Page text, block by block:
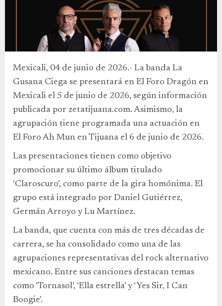
Mexicali, 04 de junio de 2026.- La banda La
Gusana Ciega se presentará en El Foro Dragón en
Mexicali el 5 de junio de 2026, según información
publicada por zetatijuana.com. Asimismo, la
agrupación tiene programada una actuación en
El Foro Ah Mun en Tijuana el 6 de junio de 2026.
Las presentaciones tienen como objetivo
promocionar su último álbum titulado
‘Claroscuro’, como parte de la gira homónima. El
grupo está integrado por Daniel Gutiérrez,
Germán Arroyo y Lu Martínez.
La banda, que cuenta con más de tres décadas de
carrera, se ha consolidado como una de las
agrupaciones representativas del rock alternativo
mexicano. Entre sus canciones destacan temas
como ‘Tornasol’, ‘Ella estrella’ y ‘Yes Sir, I Can
Boogie’.